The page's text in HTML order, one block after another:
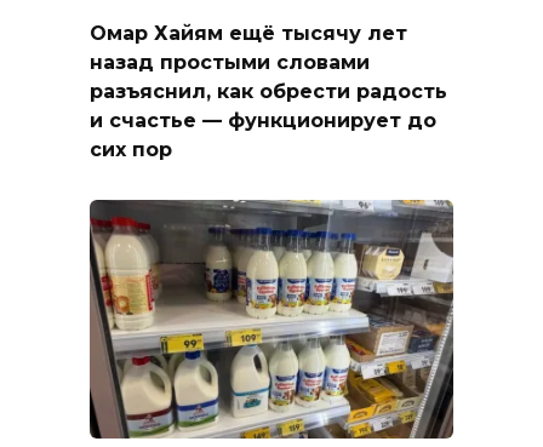
Омар Хайям ещё тысячу лет
назад простыми словами
разъяснил, как обрести радость
и счастье — функционирует до
сих пор